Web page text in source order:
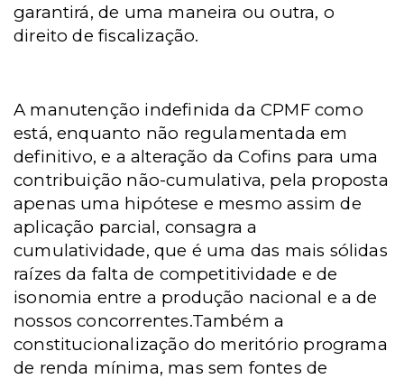
garantirá, de uma maneira ou outra, o
direito de fiscalização.
A manutenção indefinida da CPMF como
está, enquanto não regulamentada em
definitivo, e a alteração da Cofins para uma
contribuição não-cumulativa, pela proposta
apenas uma hipótese e mesmo assim de
aplicação parcial, consagra a
cumulatividade, que é uma das mais sólidas
raízes da falta de competitividade e de
isonomia entre a produção nacional e a de
nossos concorrentes.Também a
constitucionalização do meritório programa
de renda mínima, mas sem fontes de